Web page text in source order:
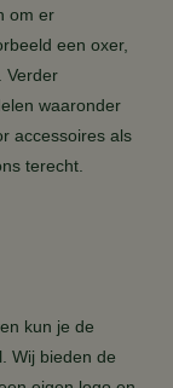
om er
een oxer,
Verder
waaronder
accessoires als
terecht.
kun je de
Wij bieden de